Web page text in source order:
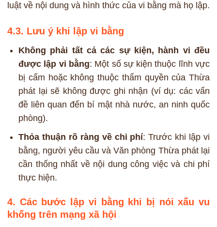
luật về nội dung và hình thức của vi bằng mà họ lập.
4.3. Lưu ý khi lập vi bằng
Không phải tất cả các sự kiện, hành vi đều
được lập vi bằng: Một số sự kiện thuộc lĩnh vực
bị cấm hoặc không thuộc thẩm quyền của Thừa
phát lại sẽ không được ghi nhận (ví dụ: các vấn
đề liên quan đến bí mật nhà nước, an ninh quốc
phòng).
Thỏa thuận rõ ràng về chi phí: Trước khi lập vi
bằng, người yêu cầu và Văn phòng Thừa phát lại
cần thống nhất về nội dung công việc và chi phí
thực hiện.
4. Các bước lập vi bằng khi bị nói xấu vu
khống trên mạng xã hội